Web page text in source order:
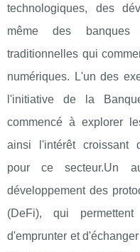
technologiques, des
même des banques
traditionnelles qui
numériques. L'un des
l'initiative de la
commencé à explorer
ainsi l'intérêt croissant
pour ce secteur.Un
développement des
(DeFi), qui
d'emprunter et